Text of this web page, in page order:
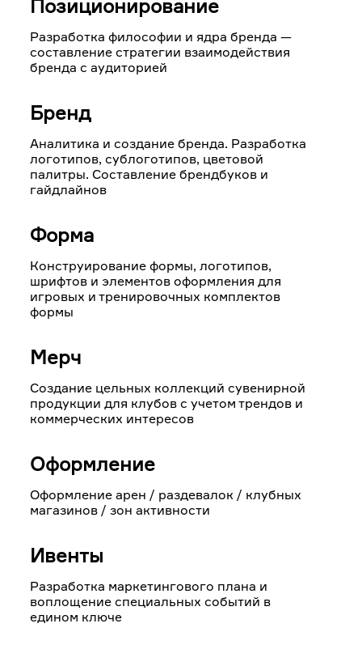
Позиционирование
Разработка философии и ядра бренда —
составление стратегии взаимодействия
бренда с аудиторией
Бренд
Аналитика и создание бренда. Разработка
логотипов, сублоготипов, цветовой
палитры. Составление брендбуков и
гайдлайнов
Форма
Конструирование формы, логотипов,
шрифтов и элементов оформления для
игровых и тренировочных комплектов
формы
Мерч
Создание цельных коллекций сувенирной
продукции для клубов с учетом трендов и
коммерческих интересов
Оформление
Оформление арен / раздевалок / клубных
магазинов / зон активности
Ивенты
Разработка маркетингового плана и
воплощение специальных событий в
едином ключе